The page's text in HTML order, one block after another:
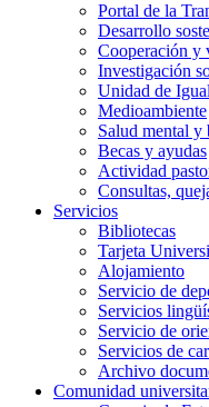
Portal de la
Desarrollo
Cooperación y
Investigación
Unidad de
Medioambiente
Salud mental y
Becas y ayudas
Actividad
Consultas,
Servicios
Bibliotecas
Tarjeta
Alojamiento
Servicio de
Servicios
Servicio de
Servicios de
Archivo
Comunidad